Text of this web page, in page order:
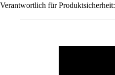
Verantwortlich für Produktsicherheit: